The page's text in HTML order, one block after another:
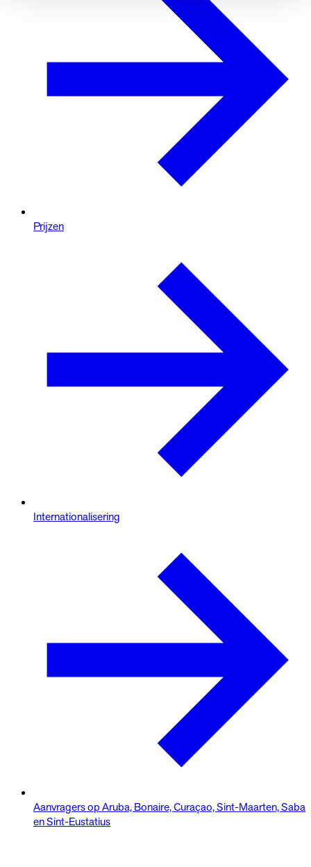
Prijzen
Internationalisering
Aanvragers op Aruba, Bonaire, Curaçao, Sint-Maarten, Saba
en Sint-Eustatius